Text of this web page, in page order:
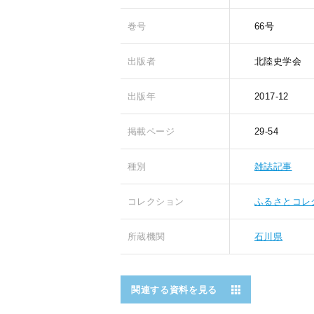
巻号 66号
出版者 北陸史学会
出版年 2017-12
掲載ページ 29-54
種別 雑誌記事
コレクション ふるさとコレ
所蔵機関 石川県
関連する資料を見る